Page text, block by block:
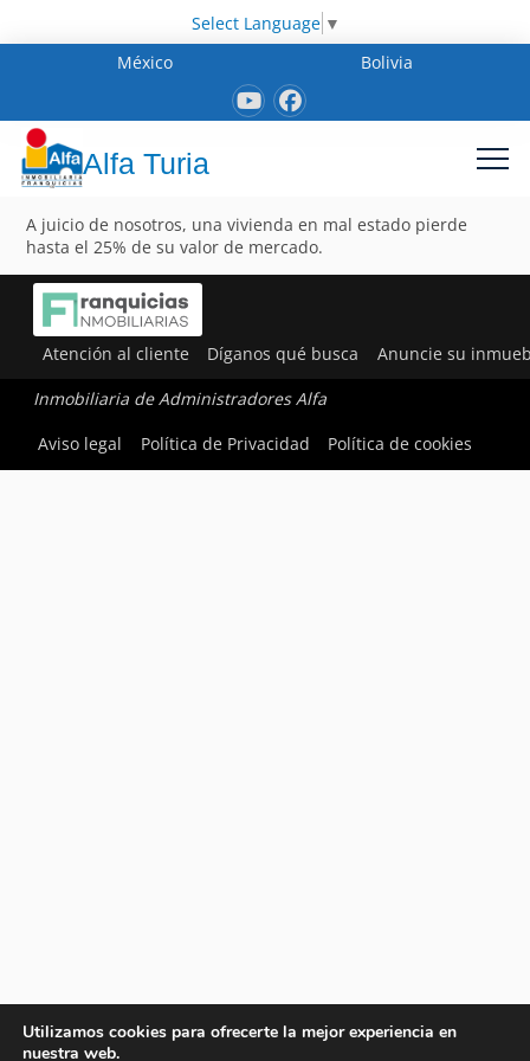
Select Language ▼
México
Bolivia
Alfa Turia
A juicio de nosotros, una vivienda en mal estado pierde
hasta el 25% de su valor de mercado.
Atención al cliente Díganos qué busca Anuncie su
Inmobiliaria de Administradores Alfa
Aviso legal
Política de Privacidad Política de cookies
Utilizamos cookies para ofrecerte la mejor experiencia en
nuestra web.